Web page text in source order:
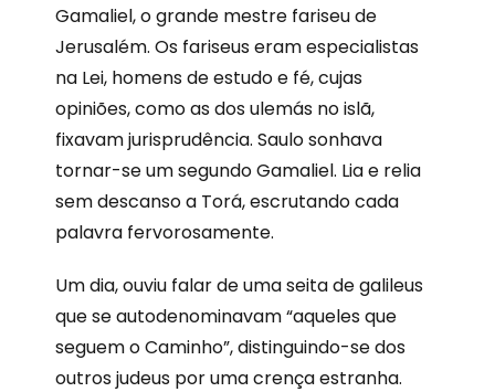
Gamaliel, o grande mestre fariseu de
Jerusalém. Os fariseus eram especialistas
na Lei, homens de estudo e fé, cujas
opiniões, como as dos ulemás no islã,
fixavam jurisprudência. Saulo sonhava
tornar-se um segundo Gamaliel. Lia e relia
sem descanso a Torá, escrutando cada
palavra fervorosamente.
Um dia, ouviu falar de uma seita de galileus
que se autodenominavam “aqueles que
seguem o Caminho”, distinguindo-se dos
outros judeus por uma crença estranha.